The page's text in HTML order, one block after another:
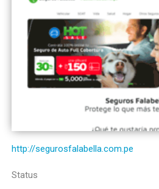
http://segurosfalabella.com.pe
Status